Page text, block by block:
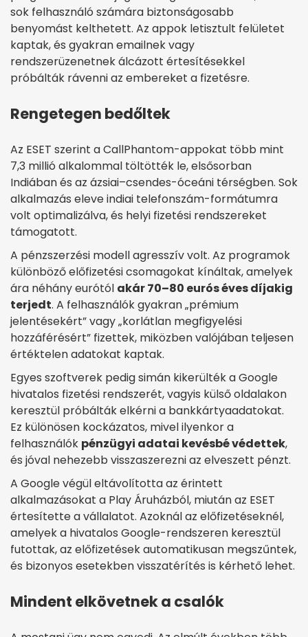
sok felhasználó számára biztonságosabb
benyomást kelthetett. Az appok letisztult felületet
kaptak, és gyakran emailnek vagy
rendszerüzenetnek álcázott értesítésekkel
próbálták rávenni az embereket a fizetésre.
Rengetegen bedőltek
Az ESET szerint a CallPhantom-appokat több mint
7,3 millió alkalommal töltötték le, elsősorban
Indiában és az ázsiai–csendes-óceáni térségben. Sok
alkalmazás eleve indiai telefonszám-formátumra
volt optimalizálva, és helyi fizetési rendszereket
támogatott.
A pénzszerzési modell agresszív volt. Az programok
különböző előfizetési csomagokat kínáltak, amelyek
ára néhány eurótól akár 70–80 eurós éves díjakig
terjedt. A felhasználók gyakran „prémium
jelentésekért” vagy „korlátlan megfigyelési
hozzáférésért” fizettek, miközben valójában teljesen
értéktelen adatokat kaptak.
Egyes szoftverek pedig simán kikerülték a Google
hivatalos fizetési rendszerét, vagyis külső oldalakon
keresztül próbálták elkérni a bankkártyaadatokat.
Ez különösen kockázatos, mivel ilyenkor a
felhasználók pénzügyi adatai kevésbé védettek,
és jóval nehezebb visszaszerezni az elveszett pénzt.
A Google végül eltávolította az érintett
alkalmazásokat a Play Áruházból, miután az ESET
értesítette a vállalatot. Azoknál az előfizetéseknél,
amelyek a hivatalos Google-rendszeren keresztül
futottak, az előfizetések automatikusan megszűntek,
és bizonyos esetekben visszatérítés is kérhető lehet.
Mindent elkövetnek a csalók